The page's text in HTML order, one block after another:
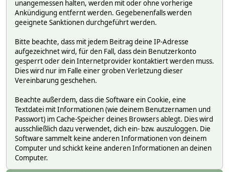
unangemessen halten, werden mit oder ohne vorherige
Ankündigung entfernt werden. Gegebenenfalls werden
geeignete Sanktionen durchgeführt werden.
Bitte beachte, dass mit jedem Beitrag deine IP-Adresse
aufgezeichnet wird, für den Fall, dass dein Benutzerkonto
gesperrt oder dein Internetprovider kontaktiert werden muss.
Dies wird nur im Falle einer groben Verletzung dieser
Vereinbarung geschehen.
Beachte außerdem, dass die Software ein Cookie, eine
Textdatei mit Informationen (wie deinem Benutzernamen und
Passwort) im Cache-Speicher deines Browsers ablegt. Dies wird
ausschließlich dazu verwendet, dich ein- bzw. auszuloggen. Die
Software sammelt keine anderen Informationen von deinem
Computer und schickt keine anderen Informationen an deinen
Computer.